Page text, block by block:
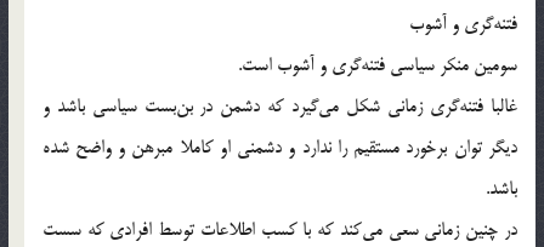
فتنه‌گرى و آشوب
سومين منکر سياسى فتنه‌گرى و آشوب است.
غالبا فتنه‌گرى زمانى شکل مى‌گيرد که دشمن در بن‌بست سياسى باشد و
ديگر توان برخورد مستقيم را ندارد و دشمنى او کاملا مبرهن و واضح شده
باشد.
در چنين زمانى سعى مى‌کند که با کسب اطلاعات توسط افرادى که سست